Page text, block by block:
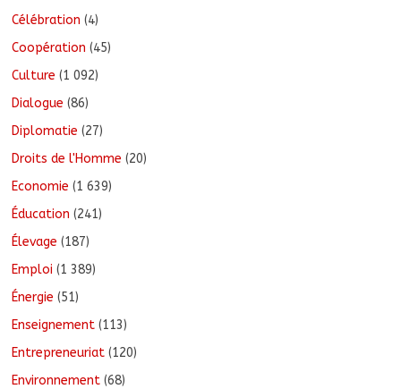
Célébration (4)
Coopération (45)
Culture (1 092)
Dialogue (86)
Diplomatie (27)
Droits de l'Homme (20)
Economie (1 639)
Éducation (241)
Élevage (187)
Emploi (1 389)
Énergie (51)
Enseignement (113)
Entrepreneuriat (120)
Environnement (68)